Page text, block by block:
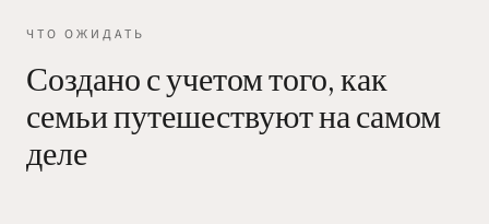
ЧТО ОЖИДАТЬ
Создано с учетом того, как
семьи путешествуют на самом
деле